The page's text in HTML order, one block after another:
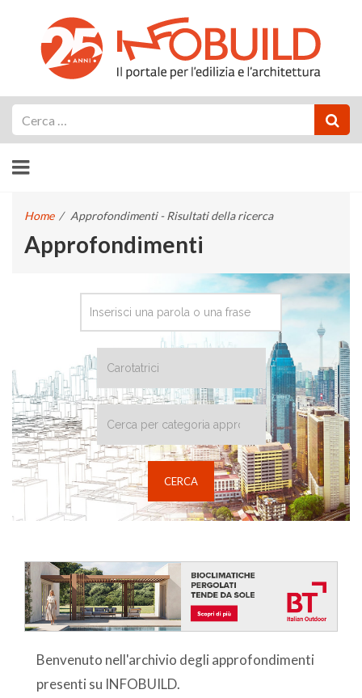
Home / Approfondimenti - Risultati della ricerca
Approfondimenti
Benvenuto nell'archivio degli approfondimenti
presenti su INFOBUILD.